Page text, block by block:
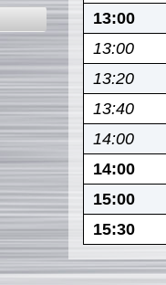
13:00
13:00
13:20
13:40
14:00
14:00
15:00
15:30